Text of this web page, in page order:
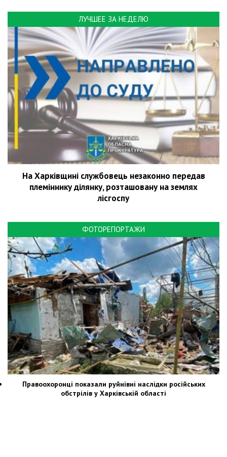
ЛУЧШЕЕ ЗА НЕДЕЛЮ
На Харківщині службовець незаконно передав
племіннику ділянку, розташовану на землях
лісгоспу
ФОТОРЕПОРТАЖИ
Правоохоронці показали руйнівні наслідки російських
обстрілів у Харківській області